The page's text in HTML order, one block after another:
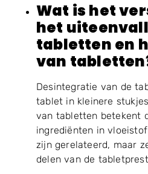
Wat is het
het
tabletten en
van
Desintegratie van de
tablet in kleinere
van tabletten betekent
ingrediënten in
zijn gerelateerd, maar
delen van de